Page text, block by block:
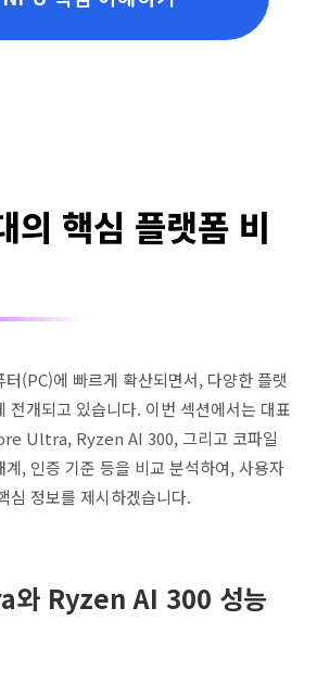
의 핵심 플랫폼 비
(PC)에 빠르게 확산되면서, 다양한 플랫
전개되고 있습니다. 이번 섹션에서는 대표
Ultra, Ryzen AI 300, 그리고 코파일
, 인증 기준 등을 비교 분석하여, 사용자
심 정보를 제시하겠습니다.
Ryzen AI 300 성능